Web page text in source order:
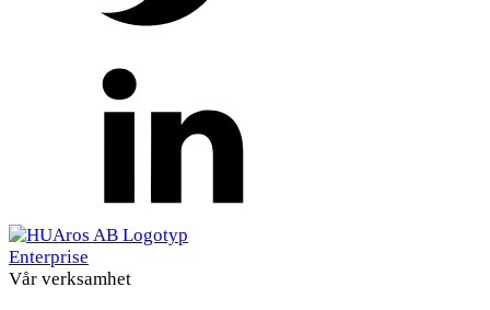
Enterprise
Vår verksamhet